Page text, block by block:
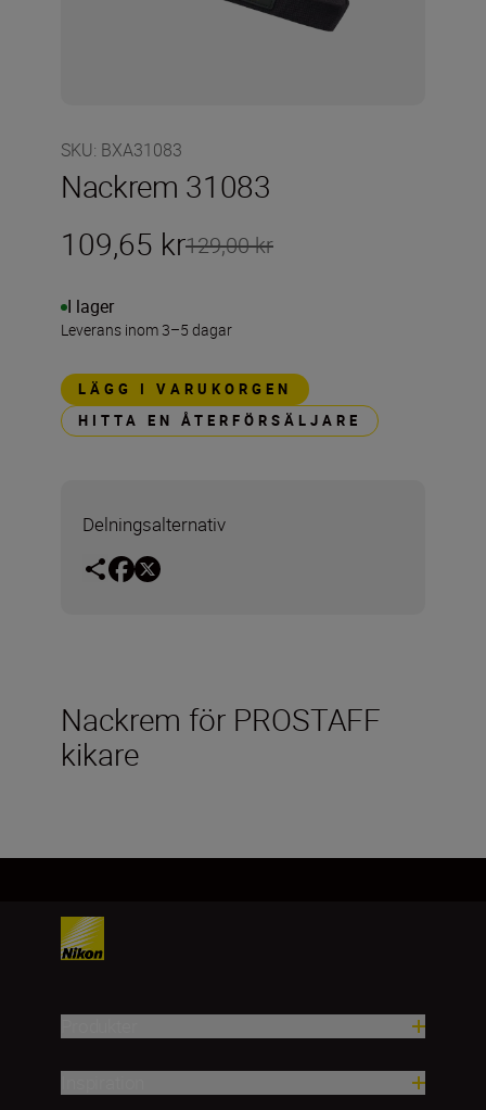
SKU: BXA31083
Nackrem 31083
109,65 kr129,00 kr
I lager
Leverans inom 3–5 dagar
LÄGG I VARUKORGEN
HITTA EN ÅTERFÖRSÄLJARE
Delningsalternativ
Nackrem för PROSTAFF
kikare